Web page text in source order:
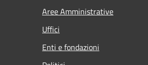
Aree Amministrative
Uffici
Enti e fondazioni